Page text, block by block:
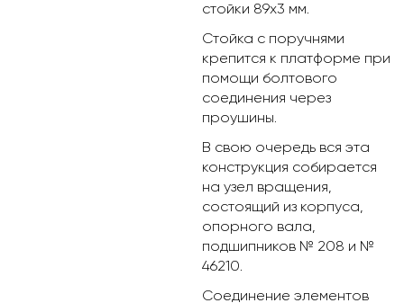
стойки 89х3 мм.
Стойка с поручнями
крепится к платформе при
помощи болтового
соединения через
проушины.
В свою очередь вся эта
конструкция собирается
на узел вращения,
состоящий из корпуса,
опорного вала,
подшипников № 208 и №
46210.
Соединение элементов